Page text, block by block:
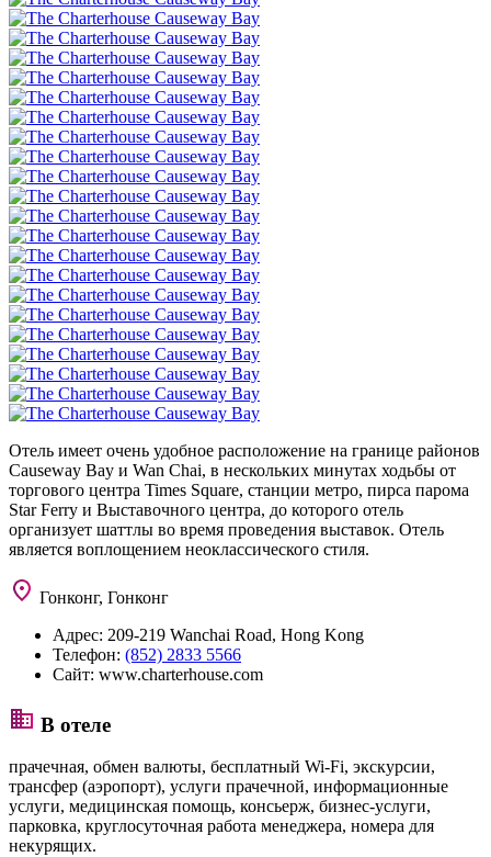
Отель имеет очень удобное расположение на границе районов
Causeway Bay и Wan Chai, в нескольких минутах ходьбы от
торгового центра Times Square, станции метро, пирса парома
Star Ferry и Выставочного центра, до которого отель
организует шаттлы во время проведения выставок. Отель
является воплощением неоклассического стиля.
Гонконг, Гонконг
Адрес: 209-219 Wanchai Road, Hong Kong
Телефон: (852) 2833 5566
Сайт: www.charterhouse.com
В отеле
прачечная, обмен валюты, бесплатный Wi-Fi, экскурсии,
трансфер (аэропорт), услуги прачечной, информационные
услуги, медицинская помощь, консьерж, бизнес-услуги,
парковка, круглосуточная работа менеджера, номера для
некурящих.